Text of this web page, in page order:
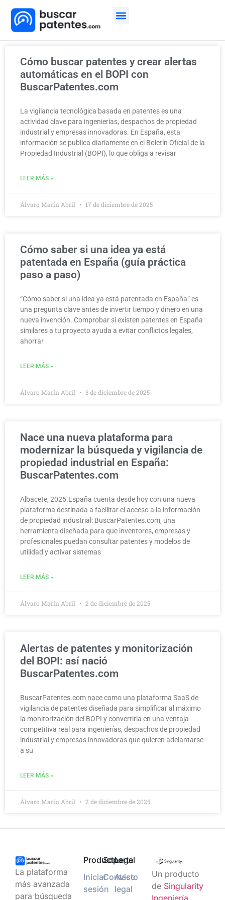
Cómo buscar patentes y crear alertas
automáticas en el BOPI con
BuscarPatentes.com
La vigilancia tecnológica basada en patentes es una
actividad clave para ingenierías, despachos de propiedad
industrial y empresas innovadoras. En España, esta
información se publica diariamente en el Boletín Oficial de la
Propiedad Industrial (BOPI), lo que obliga a revisar
LEER MÁS »
Álvaro Marín Abril 17 de diciembre de 2025
Cómo saber si una idea ya está
patentada en España (guía práctica
paso a paso)
“Cómo saber si una idea ya está patentada en España” es
una pregunta clave antes de invertir tiempo y dinero en una
nueva invención. Comprobar si existen patentes en España
similares a tu proyecto ayuda a evitar conflictos legales,
ahorrar
LEER MÁS »
Álvaro Marín Abril 3 de diciembre de 2025
Nace una nueva plataforma para
modernizar la búsqueda y vigilancia de
propiedad industrial en España:
BuscarPatentes.com
Albacete, 2025.España cuenta desde hoy con una nueva
plataforma destinada a facilitar el acceso a la información
de propiedad industrial: BuscarPatentes.com, una
herramienta diseñada para que inventores, empresas y
profesionales puedan consultar patentes y modelos de
utilidad y activar sistemas
LEER MÁS »
Álvaro Marín Abril 2 de diciembre de 2025
Alertas de patentes y monitorización
del BOPI: así nació
BuscarPatentes.com
BuscarPatentes.com nace como una plataforma SaaS de
vigilancia de patentes diseñada para simplificar al máximo
la monitorización del BOPI y convertirla en una ventaja
competitiva real para ingenierías, despachos de propiedad
industrial y empresas innovadoras que quieren adelantarse
a su
LEER MÁS »
Álvaro Marín Abril 2 de diciembre de 2025
La plataforma
más avanzada
para búsqueda
Producto
Iniciar
sesión
Soporte
Contacto
Legal
Aviso
legal
Un producto
de Singularity
Ingeniería